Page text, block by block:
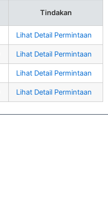
Tindakan
Lihat Detail Permintaan
Lihat Detail Permintaan
Lihat Detail Permintaan
Lihat Detail Permintaan